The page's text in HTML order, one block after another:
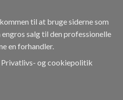
til at bruge siderne som
engros salg til den professionelle
en forhandler.
Privatlivs- og cookiepolitik